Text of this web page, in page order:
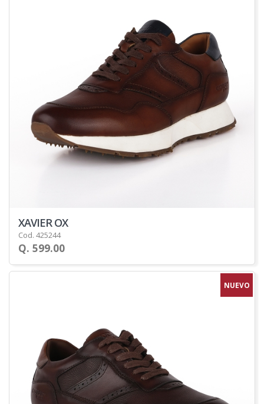
XAVIER OX
Cod. 425244
Q. 599.00
NUEVO